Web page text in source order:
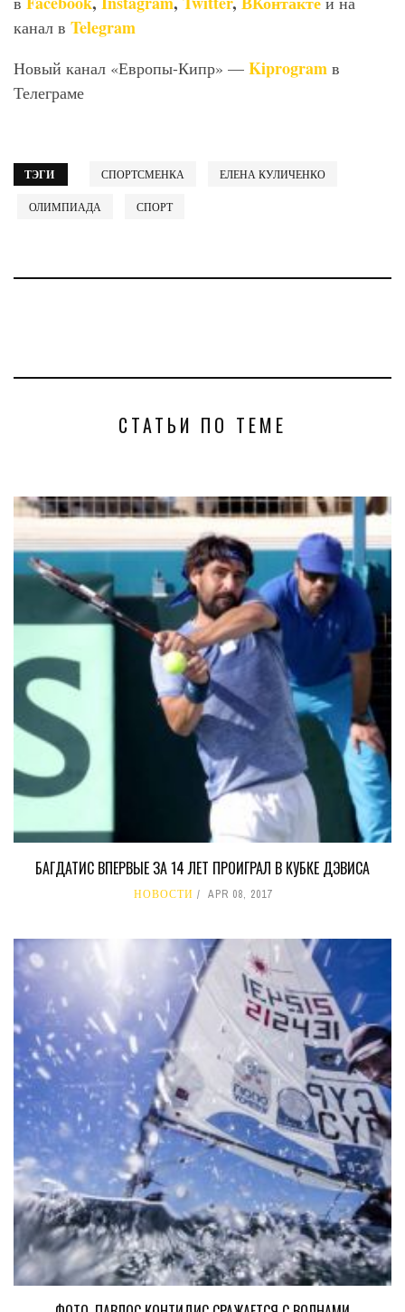
канал в Telegram
Новый канал «Европы-Кипр» — Kiprogram в
Телеграме
ТЭГИ СПОРТСМЕНКА ЕЛЕНА КУЛИЧЕНКО
ОЛИМПИАДА СПОРТ
СТАТЬИ ПО ТЕМЕ
БАГДАТИС ВПЕРВЫЕ ЗА 14 ЛЕТ ПРОИГРАЛ В КУБКЕ ДЭВИСА
НОВОСТИ APR 08, 2017